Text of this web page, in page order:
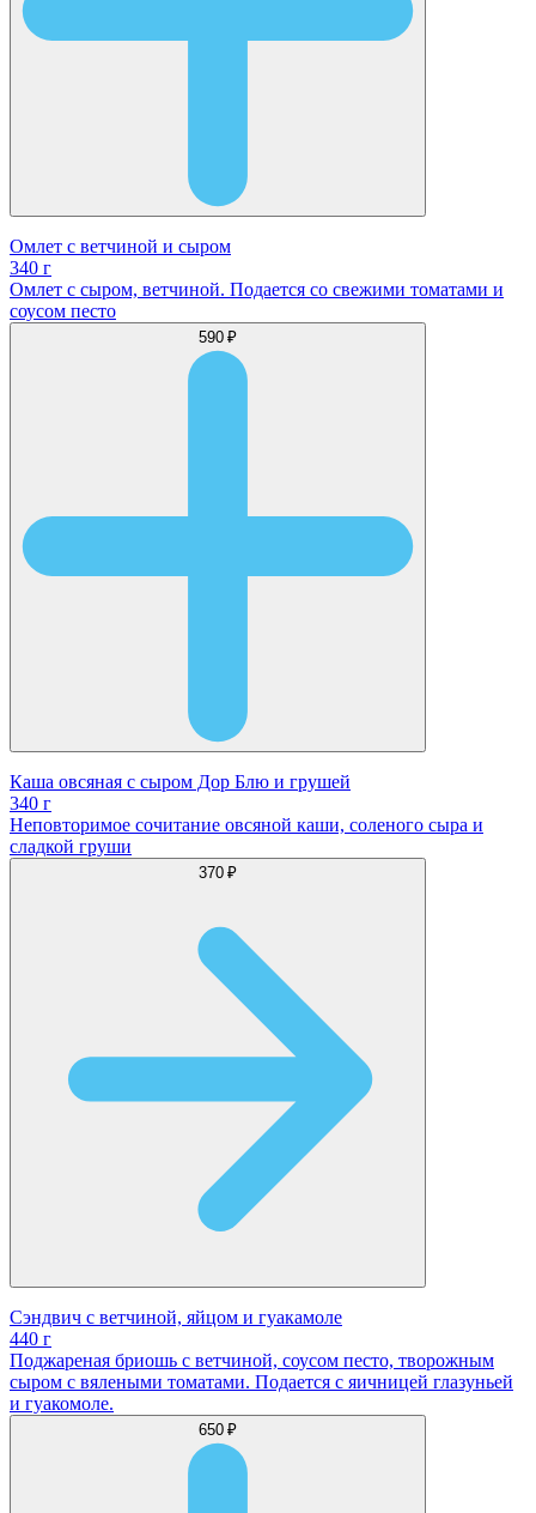
Омлет с ветчиной и сыром
340 г
Омлет с сыром, ветчиной. Подается со свежими томатами и
соусом песто
590 ₽
Каша овсяная с сыром Дор Блю и грушей
340 г
Неповторимое сочитание овсяной каши, соленого сыра и
сладкой груши
370 ₽
Сэндвич с ветчиной, яйцом и гуакамоле
440 г
Поджареная бриошь с ветчиной, соусом песто, творожным
сыром с вялеными томатами. Подается с яичницей глазуньей
и гуакомоле.
650 ₽